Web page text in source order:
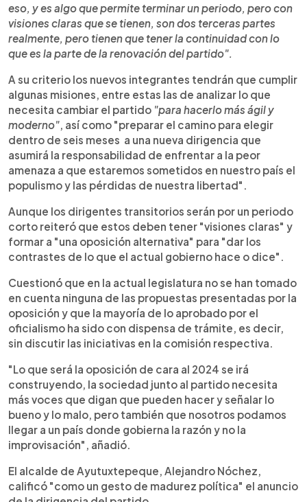
eso, y es algo que permite terminar un periodo, pero con
visiones claras que se tienen, son dos terceras partes
realmente, pero tienen que tener la continuidad con lo
que es la parte de la renovación del partido".
A su criterio los nuevos integrantes tendrán que cumplir
algunas misiones, entre estas las de analizar lo que
necesita cambiar el partido "para hacerlo más ágil y
moderno", así como "preparar el camino para elegir
dentro de seis meses a una nueva dirigencia que
asumirá la responsabilidad de enfrentar a la peor
amenaza a que estaremos sometidos en nuestro país el
populismo y las pérdidas de nuestra libertad".
Aunque los dirigentes transitorios serán por un periodo
corto reiteró que estos deben tener "visiones claras" y
formar a "una oposición alternativa" para "dar los
contrastes de lo que el actual gobierno hace o dice".
Cuestionó que en la actual legislatura no se han tomado
en cuenta ninguna de las propuestas presentadas por la
oposición y que la mayoría de lo aprobado por el
oficialismo ha sido con dispensa de trámite, es decir,
sin discutir las iniciativas en la comisión respectiva.
"Lo que será la oposición de cara al 2024 se irá
construyendo, la sociedad junto al partido necesita
más voces que digan que pueden hacer y señalar lo
bueno y lo malo, pero también que nosotros podamos
llegar a un país donde gobierna la razón y no la
improvisación", añadió.
El alcalde de Ayutuxtepeque, Alejandro Nóchez,
calificó "como un gesto de madurez política" el anuncio